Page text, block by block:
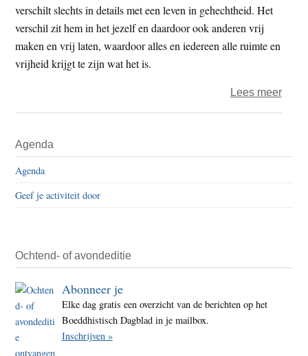
verschilt slechts in details met een leven in gehechtheid. Het
verschil zit hem in het jezelf en daardoor ook anderen vrij
maken en vrij laten, waardoor alles en iedereen alle ruimte en
vrijheid krijgt te zijn wat het is.
Lees meerover
Sidebar
Agenda
Agenda
Geef je activiteit door
Ochtend- of avondeditie
Abonneer je
Elke dag gratis een overzicht van de berichten op het
Boeddhistisch Dagblad in je mailbox.
Inschrijven »